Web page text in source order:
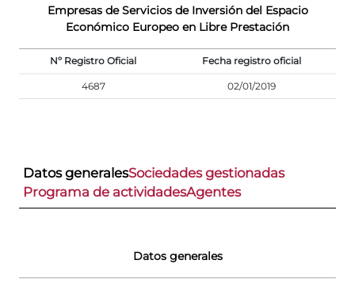
Empresas de Servicios de Inversión del Espacio
Económico Europeo en Libre Prestación
Nº Registro Oficial Fecha registro oficial
4687 02/01/2019
Datos generalesSociedades gestionadas
Programa de actividadesAgentes
Datos generales